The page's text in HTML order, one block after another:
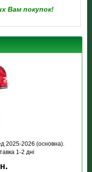
Вам покупок!
2025-2026 (основна).
1-2 дні